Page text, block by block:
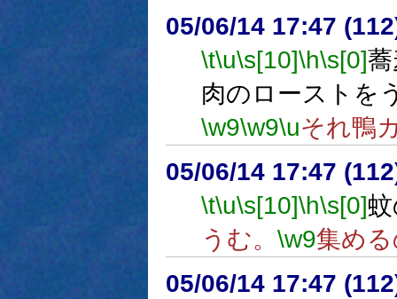
05/06/14 17:47
\t\u\s[10]\h\s[0]
肉のローストを
\w9\w9\uそれ鴨
05/06/14 17:47
\t\u\s[10]\h\s[0]
うむ。 \w9集め
05/06/14 17:47